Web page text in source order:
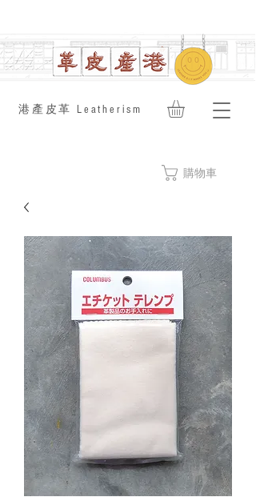
​港產皮革 Leatherism
購物車